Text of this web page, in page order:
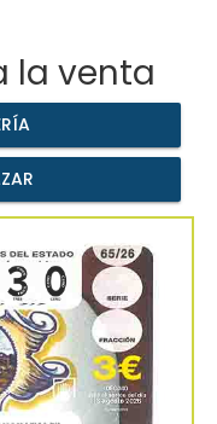
la venta